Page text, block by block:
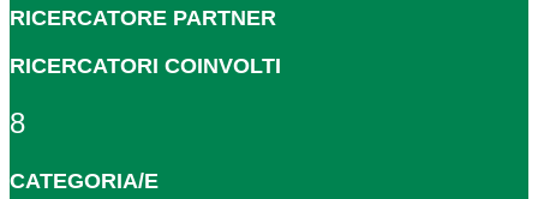
RICERCATORE PARTNER
RICERCATORI COINVOLTI
8
CATEGORIA/E